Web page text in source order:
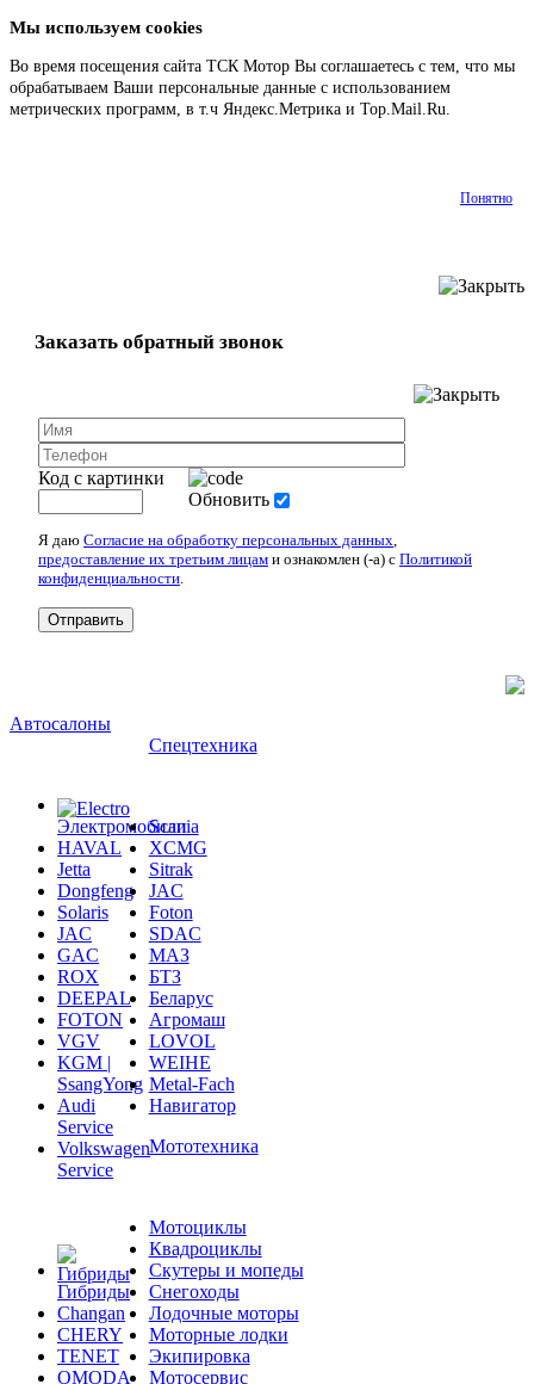
Мы используем cookies
Во время посещения сайта ТСК Мотор Вы соглашаетесь с тем, что мы
обрабатываем Ваши персональные данные с использованием
метрических программ, в т.ч Яндекс.Метрика и Top.Mail.Ru.
Понятно
Заказать обратный звонок
Код с картинки
Обновить
Я даю Согласие на обработку персональных данных,
предоставление их третьим лицам и ознакомлен (-а) c Политикой
конфиденциальности.
Автосалоны
Электромобили
HAVAL
Jetta
Dongfeng
Solaris
JAC
GAC
ROX
DEEPAL
FOTON
VGV
KGM |
SsangYong
Audi
Service
Volkswagen
Service
Гибриды
Changan
CHERY
TENET
OMODA
Спецтехника
Scania
XCMG
Sitrak
JAC
Foton
SDAC
МАЗ
БТЗ
Беларус
Агромаш
LOVOL
WEIHE
Metal-Fach
Навигатор
Мототехника
Мотоциклы
Квадроциклы
Скутеры и мопеды
Снегоходы
Лодочные моторы
Моторные лодки
Экипировка
Мотосервис